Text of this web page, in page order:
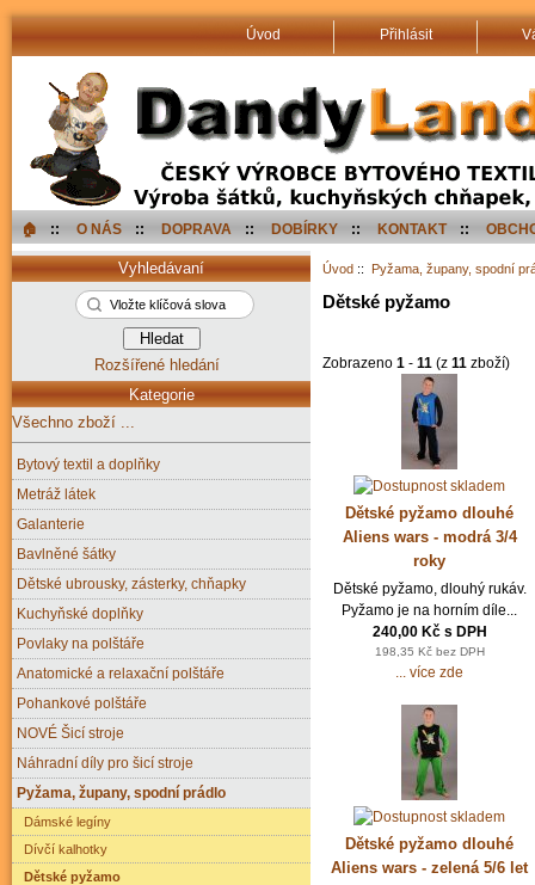
Úvod Přihlásit
🏠︎ :: O NÁS :: DOPRAVA :: DOBÍRKY :: KONTAKT ::
Úvod :: Pyžama, župany, spodní
Dětské pyžamo
Zobrazeno 1 - 11 (z 11 zboží)
Dětské pyžamo dlouhé
Aliens wars - modrá 3/4
roky
Dětské pyžamo, dlouhý rukáv.
Pyžamo je na horním díle...
240,00 Kč s DPH
198,35 Kč bez DPH
... více zde
Dětské pyžamo dlouhé
Aliens wars - zelená 5/6 let
Vyhledávaní
Rozšířené hledání
Kategorie
Všechno zboží ...
Bytový textil a doplňky
Metráž látek
Galanterie
Bavlněné šátky
Dětské ubrousky, zásterky, chňapky
Kuchyňské doplňky
Povlaky na polštáře
Anatomické a relaxační polštáře
Pohankové polštáře
NOVÉ Šicí stroje
Náhradní díly pro šicí stroje
Pyžama, župany, spodní prádlo
Dámské legíny
Dívčí kalhotky
Dětské pyžamo